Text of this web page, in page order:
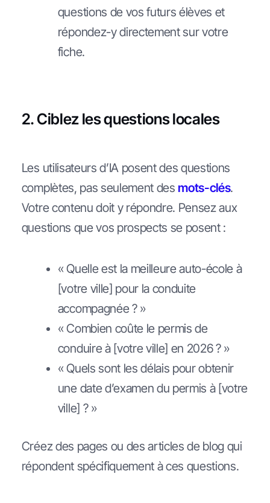
questions de vos futurs élèves et
répondez-y directement sur votre
fiche.
2. Ciblez les questions locales
Les utilisateurs d’IA posent des questions
complètes, pas seulement des mots-clés.
Votre contenu doit y répondre. Pensez aux
questions que vos prospects se posent :
« Quelle est la meilleure auto-école à
[votre ville] pour la conduite
accompagnée ? »
« Combien coûte le permis de
conduire à [votre ville] en 2026 ? »
« Quels sont les délais pour obtenir
une date d’examen du permis à [votre
ville] ? »
Créez des pages ou des articles de blog qui
répondent spécifiquement à ces questions.